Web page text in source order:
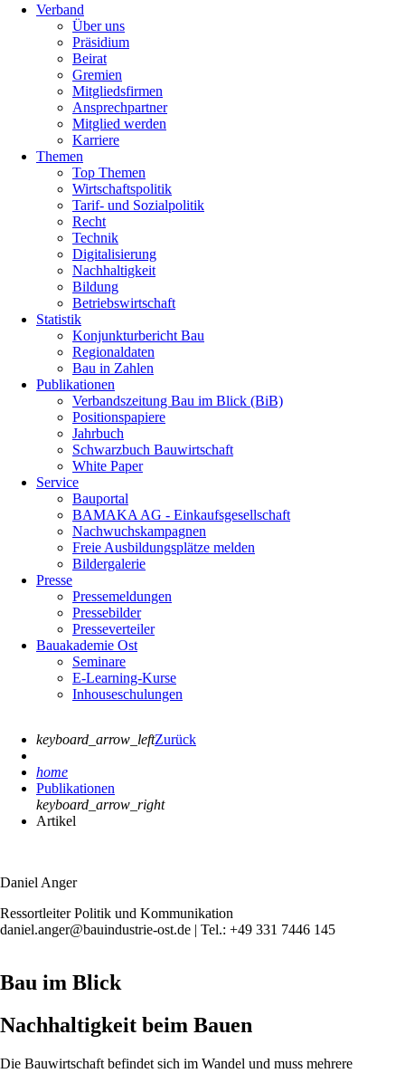
Verband
Über uns
Präsidium
Beirat
Gremien
Mitgliedsfirmen
Ansprechpartner
Mitglied werden
Karriere
Themen
Top Themen
Wirtschaftspolitik
Tarif- und Sozialpolitik
Recht
Technik
Digitalisierung
Nachhaltigkeit
Bildung
Betriebswirtschaft
Statistik
Konjunkturbericht Bau
Regionaldaten
Bau in Zahlen
Publikationen
Verbandszeitung Bau im Blick (BiB)
Positionspapiere
Jahrbuch
Schwarzbuch Bauwirtschaft
White Paper
Service
Bauportal
BAMAKA AG - Einkaufsgesellschaft
Nachwuchskampagnen
Freie Ausbildungsplätze melden
Bildergalerie
Presse
Pressemeldungen
Pressebilder
Presseverteiler
Bauakademie Ost
Seminare
E-Learning-Kurse
Inhouseschulungen
keyboard_arrow_leftZurück
home
Publikationen
keyboard_arrow_right
Artikel
Daniel Anger
Ressortleiter Politik und Kommunikation
daniel.anger@bauindustrie-ost.de | Tel.: +49 331 7446 145
Bau im Blick
Nachhaltigkeit beim Bauen
Die Bauwirtschaft befindet sich im Wandel und muss mehrere